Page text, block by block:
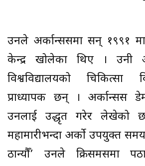
उनले अर्कान्ससमा सन् १९९१
केन्द्र खोलेका थिए । उनी
विश्वविद्यालयको चिकित्सा
प्राध्यापक छन् । अर्कान्सस
उनलाई उद्धृत गरेर लेखेको
महामारीभन्दा अर्को उपयुक्त
ठान्यौँ’ उनले क्रिसमसमा